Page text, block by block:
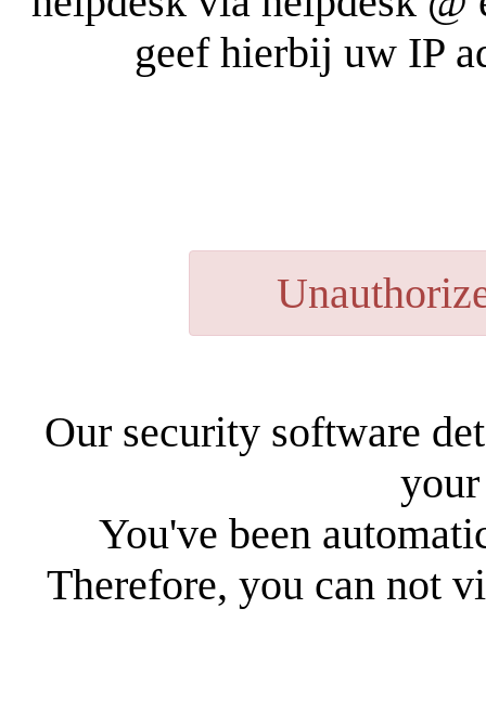
geef hierbij uw IP
Our security software
You've been
Therefore, you can not